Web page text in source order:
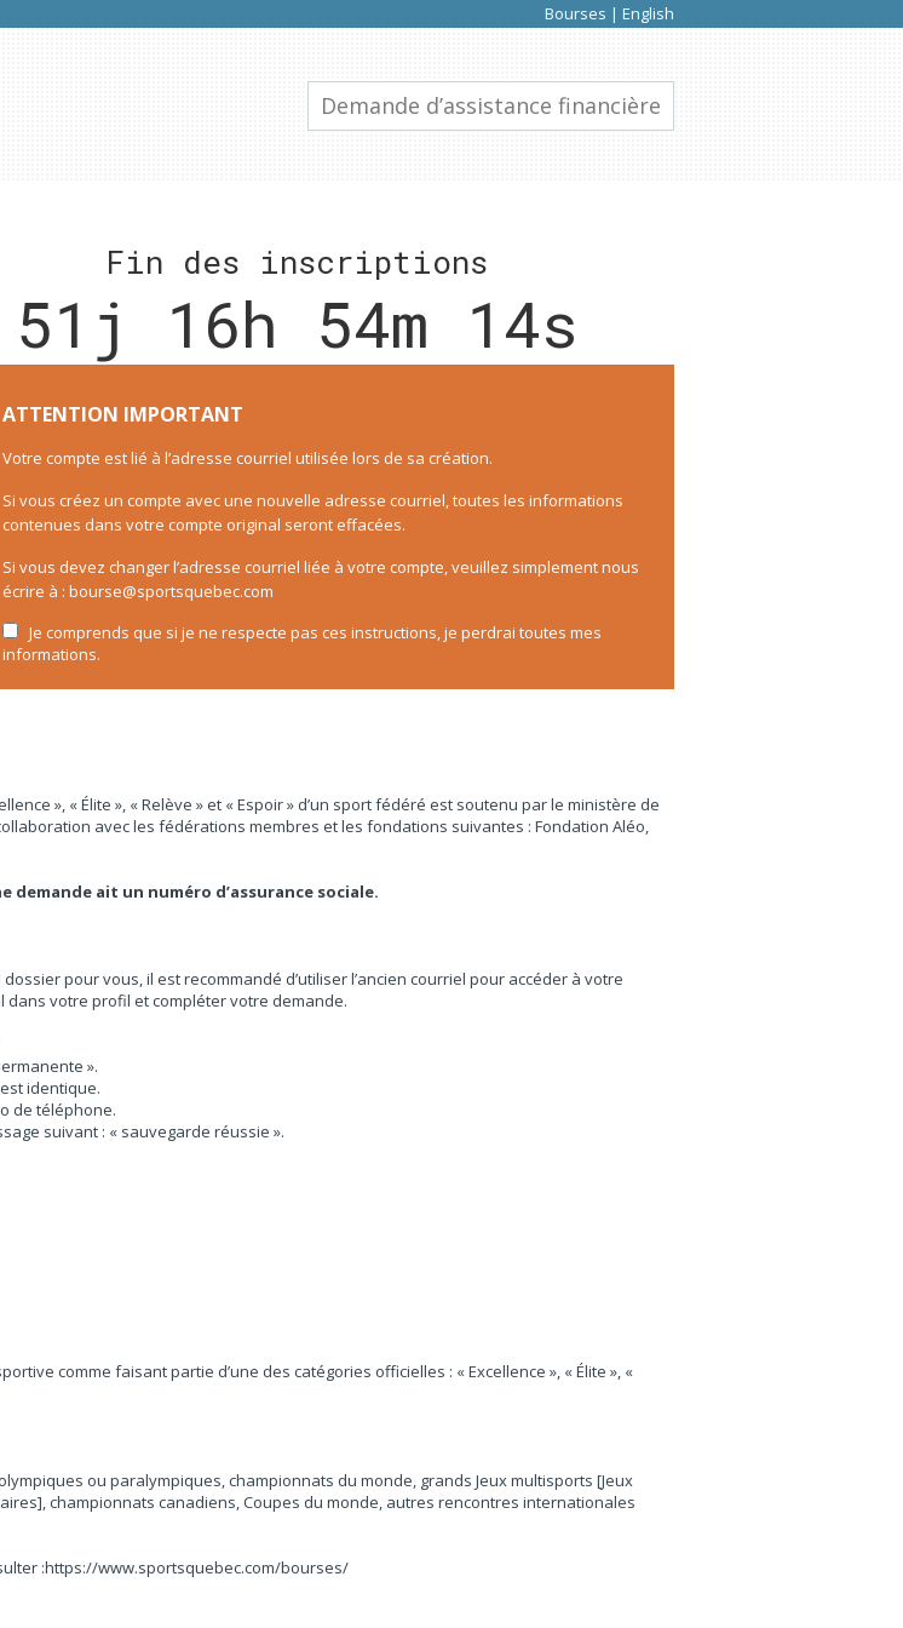
Bourses | English
Demande d’assistance financière
Fin des inscriptions
51j 16h 54m 14s
ATTENTION IMPORTANT
Votre compte est lié à l’adresse courriel utilisée lors de sa création.
Si vous créez un compte avec une nouvelle adresse courriel, toutes les informations
contenues dans votre compte original seront effacées.
Si vous devez changer l’adresse courriel liée à votre compte, veuillez simplement nous
écrire à : bourse@sportsquebec.com
Je comprends que si je ne respecte pas ces instructions, je perdrai toutes mes
informations.
», « Élite », « Relève » et « Espoir » d’un sport fédéré est soutenu par le ministère de
collaboration avec les fédérations membres et les fondations suivantes : Fondation Aléo,
ait un numéro d’assurance sociale.
pour vous, il est recommandé d’utiliser l’ancien courriel pour accéder à votre
dans votre profil et compléter votre demande.
».
identique.
de téléphone.
suivant : « sauvegarde réussie ».
comme faisant partie d’une des catégories officielles : « Excellence », « Élite », «
ou paralympiques, championnats du monde, grands Jeux multisports [Jeux
championnats canadiens, Coupes du monde, autres rencontres internationales
:https://www.sportsquebec.com/bourses/